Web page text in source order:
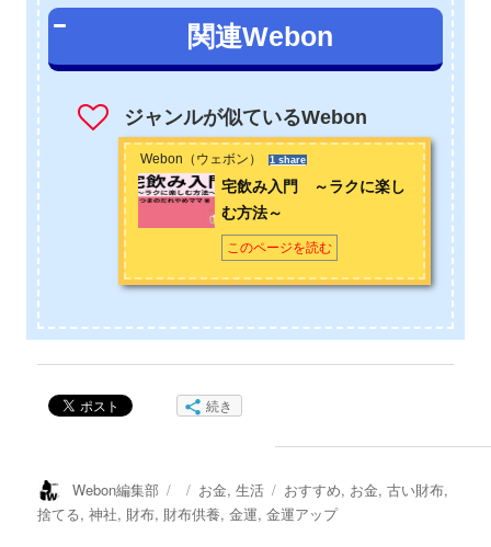
ファイナンシャルプランナー(AFP)
FPであるにも関わらず、クレジットカードを多用するなどお金
さを知る。仕事が上手くいかなかった時代に開運掃除や金運を
上げる財布など、スピリチュアル的な見えない世界にも興味を
抱くようになる。お金と上手につきあうにはFPの左脳的な知識
に加えて、右脳的なマインド、そして見えないスピリチュアル
な世界を知ることが大切なことを実感し、“金運アップ”をトータ
ルで考えるようになる。FPとして執筆や講師としての活動を行
いながら、物心共の豊かさである“金運アップ”をライフワークと
して追求している。
お問い合わせはこちらから
関連Webon
ジャンルが似ているWebon
Webon（ウェボン） 1 share
宅飲み入門 ～ラクに楽し
む方法～
このページを読む
続き
投
稿
Webon編集部
投
稿
カ
テ
お金,生活
タ
グ
おすすめ, お金,古い財布,
捨てる,神社, 財布, 財布供養,金運,金運アップ